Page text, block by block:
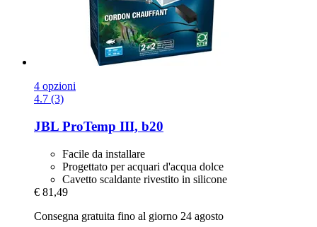
4 opzioni
4.7 (3)
JBL ProTemp III, b20
Facile da installare
Progettato per acquari d'acqua dolce
Cavetto scaldante rivestito in silicone
€ 81,49
Consegna gratuita fino al giorno 24 agosto